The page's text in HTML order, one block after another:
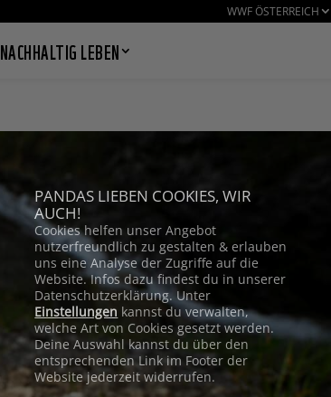
WWF ÖSTERREICH
NACHHALTIG LEBEN
PANDAS LIEBEN COOKIES, WIR
AUCH!
Cookies helfen unser Angebot
nutzerfreundlich zu gestalten & erlauben
uns eine Analyse der Zugriffe auf die
Website. Infos dazu findest du in unserer
Datenschutzerklärung. Unter
Einstellungen kannst du verwalten,
welche Art von Cookies gesetzt werden.
Deine Auswahl kannst du über den
entsprechenden Link im Footer der
Website jederzeit widerrufen.